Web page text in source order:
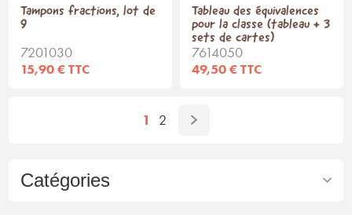
Catégories
Tampons fractions, lot de
9
7201030
15,90 € TTC
Tableau des équivalences
pour la classe (tableau + 3
sets de cartes)
7614050
49,50 € TTC
1 2